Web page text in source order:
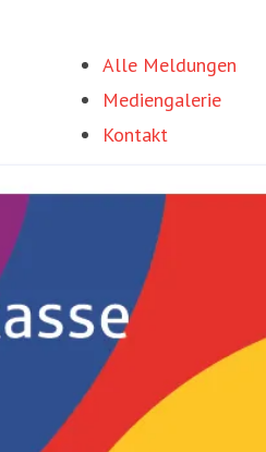
Alle Meldungen
Mediengalerie
Kontakt